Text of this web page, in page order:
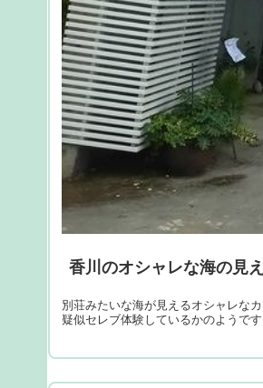
香川のオシャレな海の見
別荘みたいな海が見えるオシャレな
疑似セレブ体験しているかのようで